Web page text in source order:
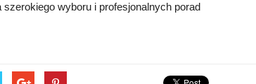
wyboru i profesjonalnych porad